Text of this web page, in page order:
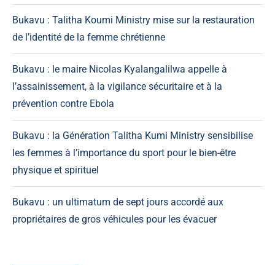
Bukavu : Talitha Koumi Ministry mise sur la restauration
de l’identité de la femme chrétienne
Bukavu : le maire Nicolas Kyalangalilwa appelle à
l’assainissement, à la vigilance sécuritaire et à la
prévention contre Ebola
Bukavu : la Génération Talitha Kumi Ministry sensibilise
les femmes à l’importance du sport pour le bien-être
physique et spirituel
Bukavu : un ultimatum de sept jours accordé aux
propriétaires de gros véhicules pour les évacuer